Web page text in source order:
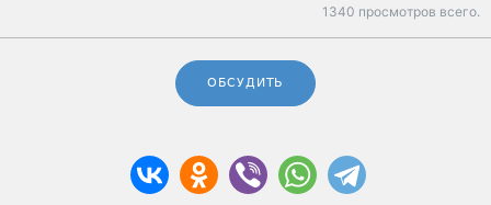
1340 просмотров всего.
ОБСУДИТЬ